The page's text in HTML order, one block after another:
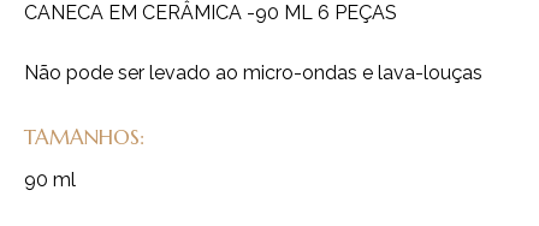
CANECA EM CERÂMICA -90 ML 6 PEÇAS
Não pode ser levado ao micro-ondas e lava-louças
TAMANHOS:
90 ml